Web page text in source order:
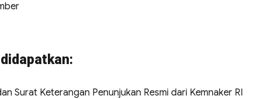
Surat Keterangan Penunjukan Resmi dari Kemnaker RI